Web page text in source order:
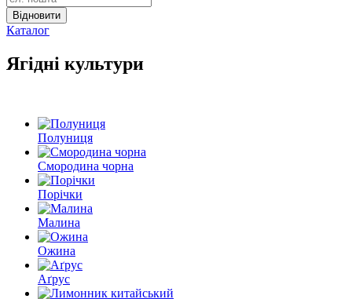
Відновити
Каталог
Ягідні культури
Полуниця
Смородина чорна
Порічки
Малина
Ожина
Аґрус